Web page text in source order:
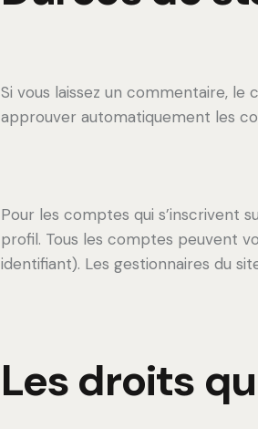
Si vous laissez un commentaire,
approuver automatiquement les
Pour les comptes qui s’inscrivent
profil. Tous les comptes peuvent
identifiant). Les gestionnaires du
Les droits